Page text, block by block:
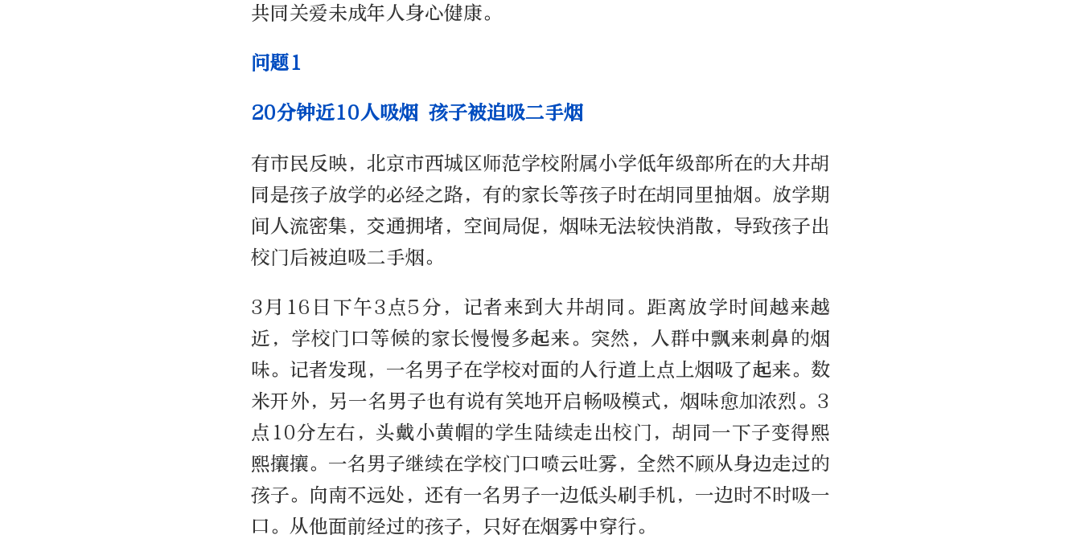
共同关爱未成年人身心健康。
问题1
20分钟近10人吸烟 孩子被迫吸二手烟
有市民反映，北京市西城区师范学校附属小学低年级部所在的大井胡
同是孩子放学的必经之路，有的家长等孩子时在胡同里抽烟。放学期
间人流密集，交通拥堵，空间局促，烟味无法较快消散，导致孩子出
校门后被迫吸二手烟。
3月16日下午3点5分，记者来到大井胡同。距离放学时间越来越
近，学校门口等候的家长慢慢多起来。突然，人群中飘来刺鼻的烟
味。记者发现，一名男子在学校对面的人行道上点上烟吸了起来。数
米开外，另一名男子也有说有笑地开启畅吸模式，烟味愈加浓烈。3
点10分左右，头戴小黄帽的学生陆续走出校门，胡同一下子变得熙
熙攘攘。一名男子继续在学校门口喷云吐雾，全然不顾从身边走过的
孩子。向南不远处，还有一名男子一边低头刷手机，一边时不时吸一
口。从他面前经过的孩子，只好在烟雾中穿行。